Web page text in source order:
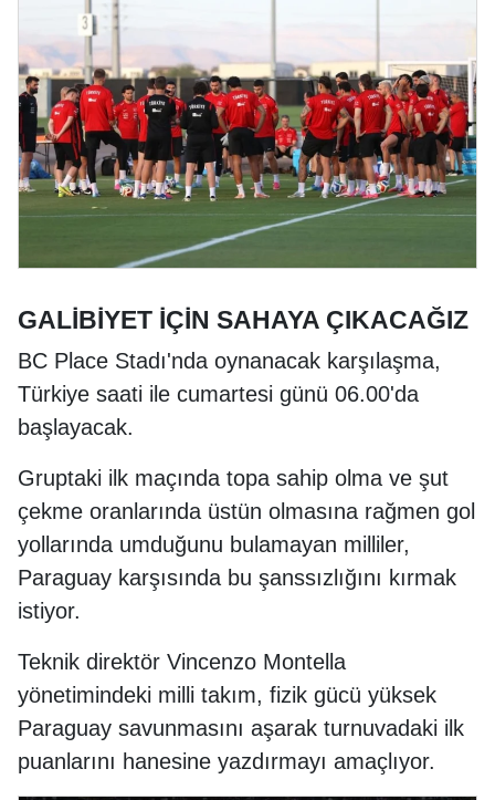
GALİBİYET İÇİN SAHAYA ÇIKACAĞIZ
BC Place Stadı'nda oynanacak karşılaşma,
Türkiye saati ile cumartesi günü 06.00'da
başlayacak.
Gruptaki ilk maçında topa sahip olma ve şut
çekme oranlarında üstün olmasına rağmen gol
yollarında umduğunu bulamayan milliler,
Paraguay karşısında bu şanssızlığını kırmak
istiyor.
Teknik direktör Vincenzo Montella
yönetimindeki milli takım, fizik gücü yüksek
Paraguay savunmasını aşarak turnuvadaki ilk
puanlarını hanesine yazdırmayı amaçlıyor.